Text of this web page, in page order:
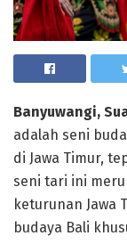
Banyuwangi,
adalah seni
di Jawa Timur,
seni tari ini
keturunan Jawa
budaya Bali